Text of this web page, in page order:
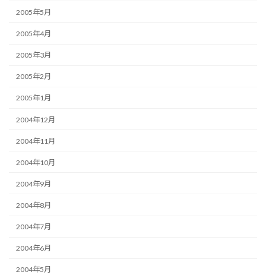
2005年5月
2005年4月
2005年3月
2005年2月
2005年1月
2004年12月
2004年11月
2004年10月
2004年9月
2004年8月
2004年7月
2004年6月
2004年5月